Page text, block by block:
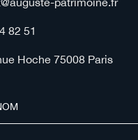
82 51
Hoche 75008 Paris